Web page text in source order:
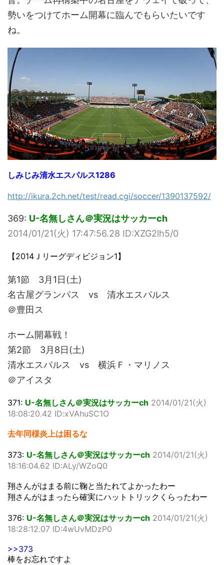
勢いをつけてホーム開幕に臨んでもらいたいです
ね。
しみじみ清水エスパルス1286
http://ikura.2ch.net/test/read.cgi/soccer/1390137592/
369: U-名無しさん＠実況はサッカーch
2014/01/21(火) 17:47:56.28 ID:XZG2lh5/0
【2014Ｊリーグディビジョン1】
第1節 3月1日(土)
名古屋グランパス vs 清水エスパルス
＠豊田ス
ホーム開幕戦！
第2節 3月8日(土)
清水エスパルス vs 横浜Ｆ・マリノス
＠アイスタ
371: U-名無しさん＠実況はサッカーch 2014/01/21(火)
18:08:20.42 ID:xVAhuSC1O
去年同様炎上は困るな
373: U-名無しさん＠実況はサッカーch 2014/01/21(火)
18:16:04.62 ID:ALy/WZoQ0
翔さんがはまる前に鞠と当たれてよかったわー
翔さんがはまったら確実にハットトリックくらったわー
376: U-名無しさん＠実況はサッカーch 2014/01/21(火)
18:28:12.07 ID:4wUvMDzP0
>>373
棒をお忘れですよ